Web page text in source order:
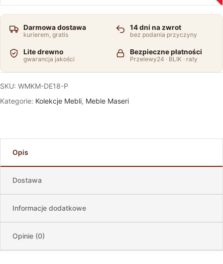
Darmowa dostawa
kurierem, gratis
14 dni na zwrot
bez podania przyczyny
Lite drewno
gwarancja jakości
Bezpieczne płatności
Przelewy24 · BLIK · raty
SKU: WMKM-DE18-P
Kategorie: Kolekcje Mebli, Meble Maseri
Opis
Dostawa
Informacje dodatkowe
Opinie (0)